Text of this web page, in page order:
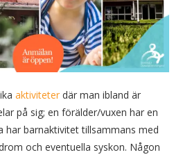
aktiviteter där man ibland är
på sig; en förälder/vuxen har en
har barnaktivitet tillsammans med
och eventuella syskon. Någon